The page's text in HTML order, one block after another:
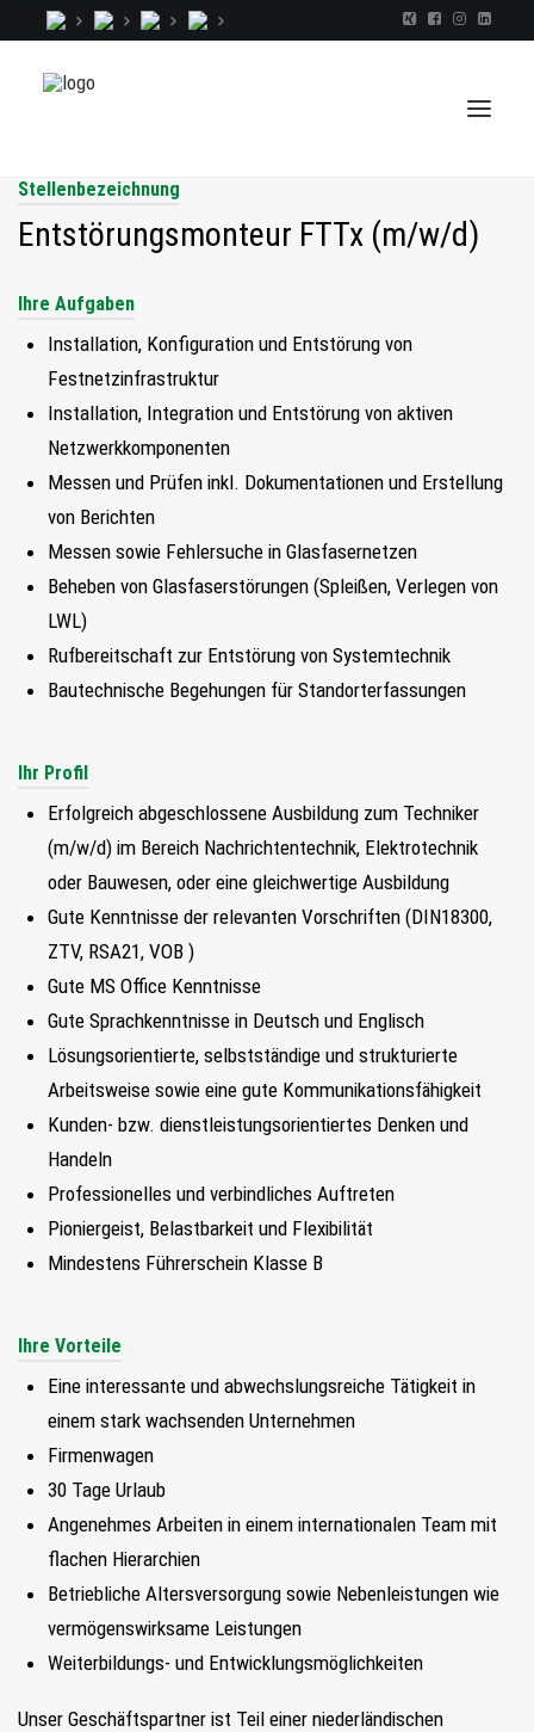
TALENTINDEX
CONSULTING
RECRUITING
COACHING
JOBS
EXTRA
FIND MY JOB
SUCHEN
Stellenbezeichnung
Entstörungsmonteur FTTx (m/w/d)
Ihre Aufgaben
Installation, Konfiguration und Entstörung von
Festnetzinfrastruktur
Installation, Integration und Entstörung von aktiven
Netzwerkkomponenten
Messen und Prüfen inkl. Dokumentationen und Erstellung
von Berichten
Messen sowie Fehlersuche in Glasfasernetzen
Beheben von Glasfaserstörungen (Spleißen, Verlegen von
LWL)
Rufbereitschaft zur Entstörung von Systemtechnik
Bautechnische Begehungen für Standorterfassungen
Ihr Profil
Erfolgreich abgeschlossene Ausbildung zum Techniker
(m/w/d) im Bereich Nachrichtentechnik, Elektrotechnik
oder Bauwesen, oder eine gleichwertige Ausbildung
Gute Kenntnisse der relevanten Vorschriften (DIN18300,
ZTV, RSA21, VOB )
Gute MS Office Kenntnisse
Gute Sprachkenntnisse in Deutsch und Englisch
Lösungsorientierte, selbstständige und strukturierte
Arbeitsweise sowie eine gute Kommunikationsfähigkeit
Kunden- bzw. dienstleistungsorientiertes Denken und
Handeln
Professionelles und verbindliches Auftreten
Pioniergeist, Belastbarkeit und Flexibilität
Mindestens Führerschein Klasse B
Ihre Vorteile
Eine interessante und abwechslungsreiche Tätigkeit in
einem stark wachsenden Unternehmen
Firmenwagen
30 Tage Urlaub
Angenehmes Arbeiten in einem internationalen Team mit
flachen Hierarchien
Betriebliche Altersversorgung sowie Nebenleistungen wie
vermögenswirksame Leistungen
Weiterbildungs- und Entwicklungsmöglichkeiten
Unser Geschäftspartner ist Teil einer niederländischen